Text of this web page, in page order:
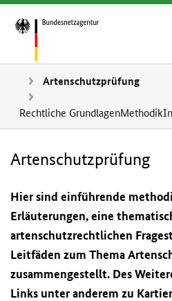
Artenschutzprüfung
Rechtliche GrundlagenMethodik
Artenschutzprüfung
Hier sind einführende
Erläuterungen, eine
artenschutzrechtlichen
Leitfäden zum Thema
zusammengestellt. Des
Links unter anderem zu